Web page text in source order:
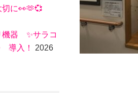
に👀🫶💞
機器 ✨サラコ
導入！
2026